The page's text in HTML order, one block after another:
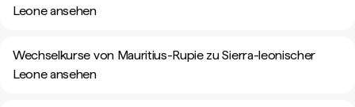
Leone ansehen
Wechselkurse von Mauritius-Rupie zu Sierra-leonischer
Leone ansehen